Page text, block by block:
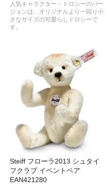
人気キャラクター・ドロシーのバー
ジョンは、オリジナルより一回り小
さなサイズの可愛らしドロシーで
す。
Steiff フローラ2013 シュタイ
フクラブ イベントベア
EAN421280